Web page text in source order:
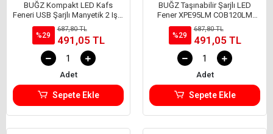
BUĞZ Kompakt LED Kafs
Feneri USB Şarjlı Manyetik 2 Işık
Modlu 215 Lümen Yeni Nesil
%29
687,80 TL
491,05 TL
Adet
Sepete Ekle
BUĞZ Taşınabilir Şarjlı LED
Fener XPE95LM COB120LM
Manyetik Gövde Yeni Nesil
%29
687,80 TL
491,05 TL
Adet
Sepete Ekle